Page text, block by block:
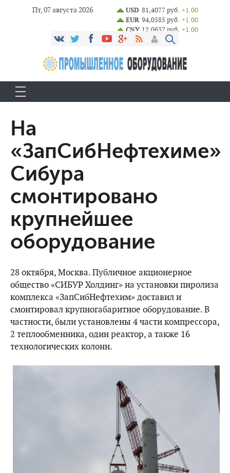
Пт, 07 августа 2026 USD 81,4077 руб. +1.00
EUR 94,0585 руб. +1.00
CNY 12,0637 руб. +1.00
На
«ЗапСибНефтехиме»
Сибура
смонтировано
крупнейшее
оборудование
28 октября, Москва. Публичное акционерное
общество «СИБУР Холдинг» на установки пиролиза
комплекса «ЗапСибНефтехим» доставил и
смонтировал крупногабаритное оборудование. В
частности, были установлены 4 части компрессора,
2 теплообменника, один реактор, а также 16
технологических колонн.